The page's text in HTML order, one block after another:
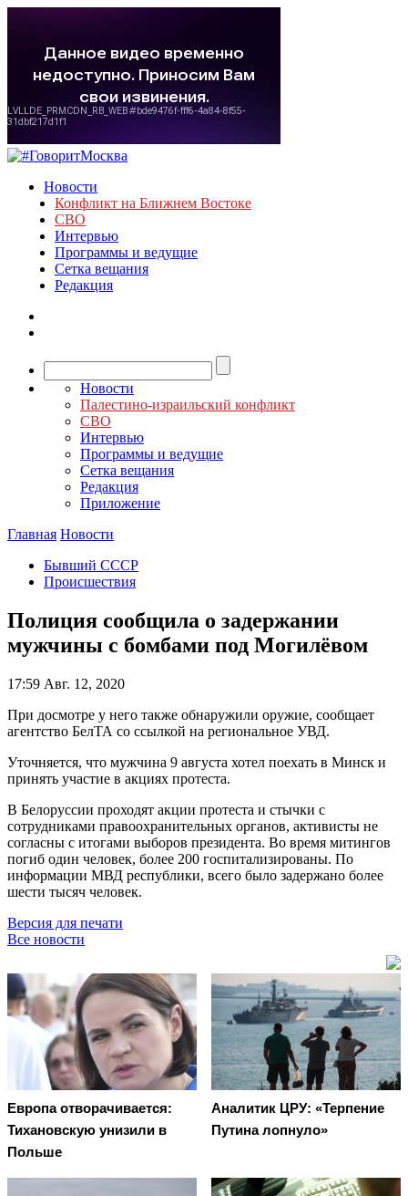
Новости
Конфликт на Ближнем Востоке
СВО
Интервью
Программы и ведущие
Сетка вещания
Редакция
Новости
Палестино-израильский конфликт
СВО
Интервью
Программы и ведущие
Сетка вещания
Редакция
Приложение
Главная Новости
Бывший СССР
Происшествия
Полиция сообщила о задержании
мужчины с бомбами под Могилёвом
17:59 Авг. 12, 2020
При досмотре у него также обнаружили оружие, сообщает
агентство БелТА со ссылкой на региональное УВД.
Уточняется, что мужчина 9 августа хотел поехать в Минск и
принять участие в акциях протеста.
В Белоруссии проходят акции протеста и стычки с
сотрудниками правоохранительных органов, активисты не
согласны с итогами выборов президента. Во время митингов
погиб один человек, более 200 госпитализированы. По
информации МВД республики, всего было задержано более
шести тысяч человек.
Версия для печати
Все новости
Европа отворачивается:
Тихановскую унизили в
Польше
Аналитик ЦРУ: «Терпение
Путина лопнуло»